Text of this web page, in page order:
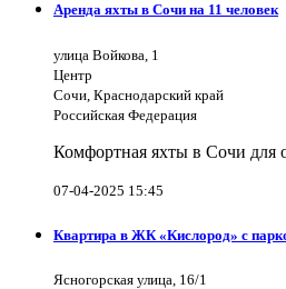
Аренда яхты в Сочи на 11 человек
улица Войкова, 1
Центр
Сочи, Краснодарский край
Российская Федерация
Комфортная яхты в Сочи для
07-04-2025 15:45
Квартира в ЖК «Кислород» с
Ясногорская улица, 16/1